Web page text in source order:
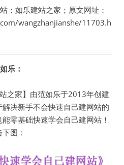
：如乐建站之家；原文网址：
wangzhanjianshe/11703.h
乐：
家】由范如乐于2013年创建
决新手不会快速自己建网站的
零基础快速学会自己建网站！
图：